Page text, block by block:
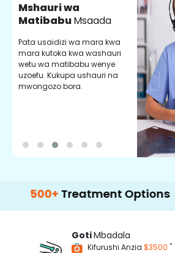
Mshauri wa
MatibabuMsaada
Pata usaidizi wa mara kwa
mara kutoka kwa washauri
wetu wa matibabu wenye
uzoefu. Kukupa ushauri na
mwongozo bora.
Treatment Options
GotiMbadala
Kifurushi Anzia $3500 *